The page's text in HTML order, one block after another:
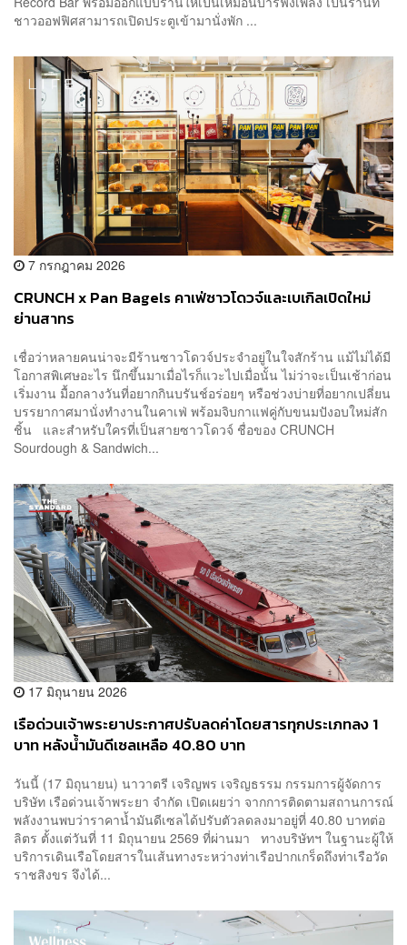
ชาวออฟฟิศสามารถเปิดประตูเข้ามานั่งพัก ...
7 กรกฎาคม 2026
CRUNCH x Pan Bagels คาเฟ่ซาวโดวจ์และเบเกิลเปิดใหม่
ย่านสาทร
เชื่อว่าหลายคนน่าจะมีร้านซาวโดวจ์ประจำอยู่ในใจสักร้าน แม้ไม่ได้มี
โอกาสพิเศษอะไร นึกขึ้นมาเมื่อไรก็แวะไปเมื่อนั้น ไม่ว่าจะเป็นเช้าก่อน
เริ่มงาน มื้อกลางวันที่อยากกินบรันช์อร่อยๆ หรือช่วงบ่ายที่อยากเปลี่ยน
บรรยากาศมานั่งทำงานในคาเฟ่ พร้อมจิบกาแฟคู่กับขนมปังอบใหม่สัก
ชิ้น และสำหรับใครที่เป็นสายซาวโดวจ์ ชื่อของ CRUNCH
Sourdough & Sandwich...
17 มิถุนายน 2026
เรือด่วนเจ้าพระยาประกาศปรับลดค่าโดยสารทุกประเภทลง 1
บาท หลังน้ำมันดีเซลเหลือ 40.80 บาท
วันนี้ (17 มิถุนายน) นาวาตรี เจริญพร เจริญธรรม กรรมการผู้จัดการ
บริษัท เรือด่วนเจ้าพระยา จำกัด เปิดเผยว่า จากการติดตามสถานการณ์
พลังงานพบว่าราคาน้ำมันดีเซลได้ปรับตัวลดลงมาอยู่ที่ 40.80 บาทต่อ
ลิตร ตั้งแต่วันที่ 11 มิถุนายน 2569 ที่ผ่านมา ทางบริษัทฯ ในฐานะผู้ให้
บริการเดินเรือโดยสารในเส้นทางระหว่างท่าเรือปากเกร็ดถึงท่าเรือวัด
ราชสิงขร จึงได้...